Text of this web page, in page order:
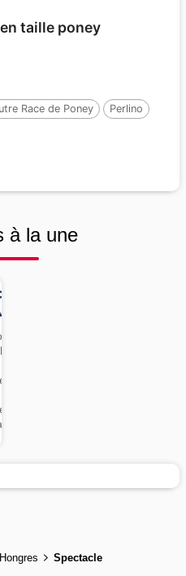
taille poney
Race de Poney
Perlino
à la une
Hongres Spectacle